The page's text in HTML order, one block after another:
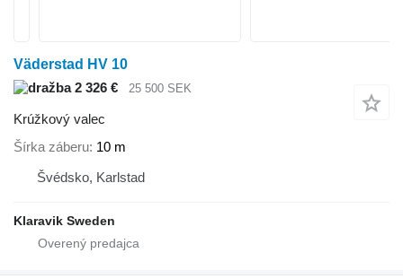
Väderstad HV 10
2 326 €
25 500 SEK
Krúžkový valec
Šírka záberu 10 m
Švédsko, Karlstad
Klaravik Sweden